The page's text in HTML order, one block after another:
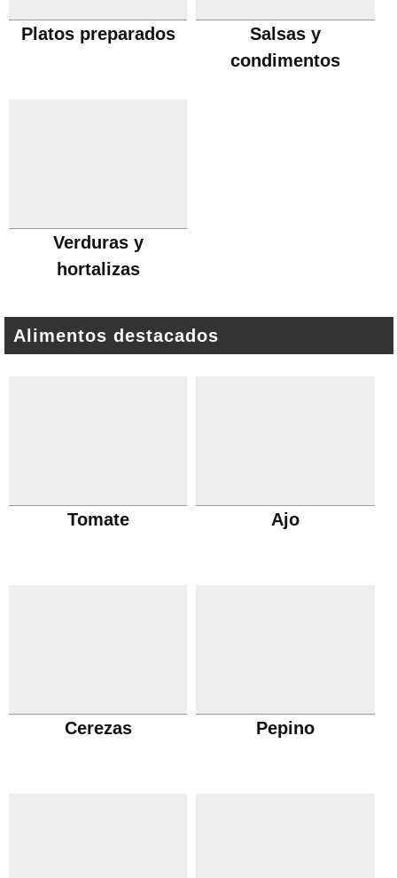
Platos preparados
Salsas y
condimentos
Verduras y
hortalizas
Alimentos destacados
Tomate Ajo
Cerezas Pepino